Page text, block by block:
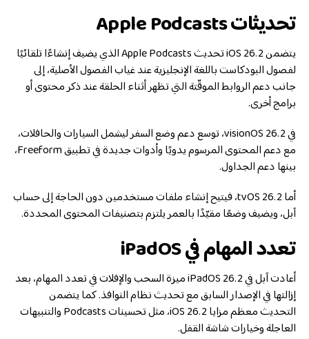
تحديثات Apple Podcasts
يتضمن iOS 26.2 تحديث Apple Podcasts الذي يضيف إنشاءًا تلقائيًا
لفصول البودكاست باللغة الإنجليزية عند غياب الفصول الأصلية، إلى
جانب دعم الروابط الموقّتة التي تظهر أثناء الحلقة عند ذكر محتوى أو
برامج أخرى.
في visionOS 26.2، توسع دعم وضع السفر ليشمل السيارات والحافلات،
مع دعم المحتوى المرسوم يدويًا وأدوات جديدة في تطبيق Freeform،
بينها دعم الجداول.
أما tvOS 26.2، فيتيح إنشاء ملفات مستخدمين دون الحاجة إلى حساب
آبل، ويضيف وضعًا مقيّدًا بالعمر يلتزم بتصنيفات المحتوى المحددة.
تعدد المهام في iPadOS
أعادت آبل في iPadOS 26.2 ميزة السحب والإفلات في تعدد المهام، بعد
إزالتها في الإصدار السابق مع تحديث نظام النوافذ. كما يتضمن
التحديث معظم مزايا iOS 26.2، مثل تحسينات Podcasts والتنبيهات
العاجلة وخيارات شاشة القفل.